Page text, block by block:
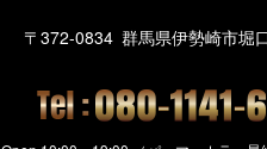
〒372-0834 群馬県伊勢崎市堀